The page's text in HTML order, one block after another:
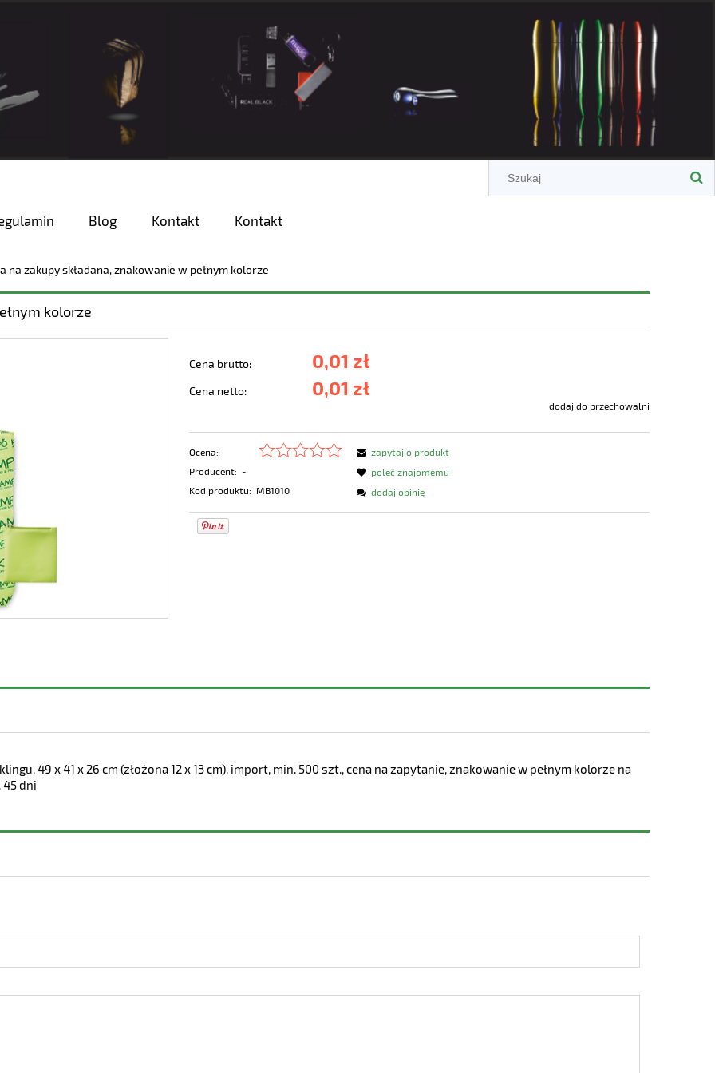
Blog Kontakt Kontakt
na zakupy składana, znakowanie w pełnym kolorze
kolorze
Cena brutto: 0,01 zł
Cena netto: 0,01 zł
dodaj do przechowalni
Ocena:
Producent: -
Kod produktu: MB1010
zapytaj o produkt
poleć znajomemu
dodaj opinię
49 x 41 x 26 cm (złożona 12 x 13 cm), import, min. 500 szt., cena na zapytanie, znakowanie w pełnym kolorze na
45 dni